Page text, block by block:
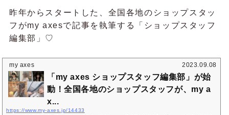
昨年からスタートした、全国各地のショップスタッ
フがmy axesで記事を執筆する「ショップスタッフ
編集部」♡
my axes 2023.09.08
「my axes ショップスタッフ編集部」が始
動！全国各地のショップスタッフが、my a
x...
https://www.my-axes.jp/14433